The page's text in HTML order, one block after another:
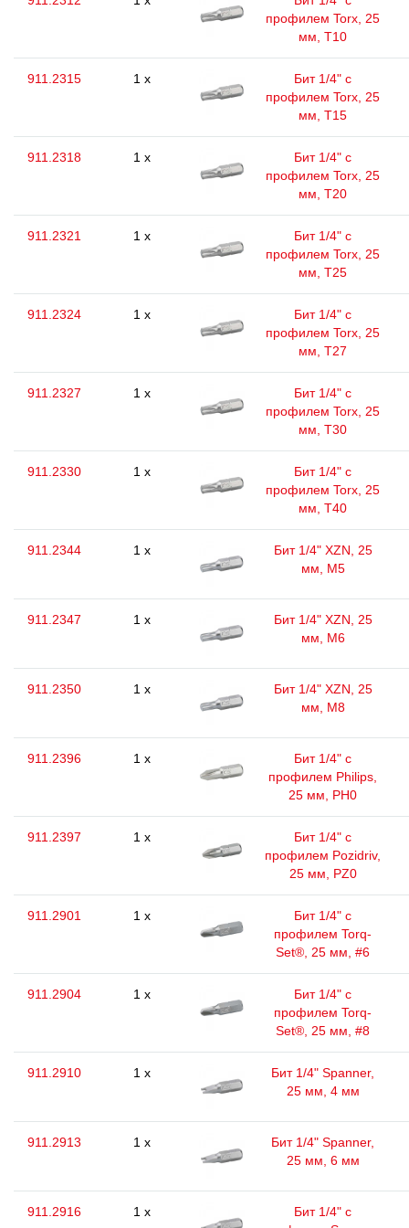
профилем Torx, 25
мм, Т10
911.2315 1 x
Бит 1/4" с
профилем Torx, 25
мм, Т15
911.2318 1 x
Бит 1/4" с
профилем Torx, 25
мм, Т20
911.2321 1 x
Бит 1/4" с
профилем Torx, 25
мм, Т25
911.2324 1 x
Бит 1/4" с
профилем Torx, 25
мм, Т27
911.2327 1 x
Бит 1/4" с
профилем Torx, 25
мм, Т30
911.2330 1 x
Бит 1/4" с
профилем Torx, 25
мм, Т40
911.2344 1 x
Бит 1/4" XZN, 25
мм, М5
911.2347 1 x
Бит 1/4" XZN, 25
мм, М6
911.2350 1 x
Бит 1/4" XZN, 25
мм, М8
911.2396 1 x
Бит 1/4" с
профилем Philips,
25 мм, РН0
911.2397 1 x
Бит 1/4" с
профилем Pozidriv,
25 мм, PZ0
911.2901 1 x
Бит 1/4" с
профилем Torq-
Set®, 25 мм, #6
911.2904 1 x
Бит 1/4" с
профилем Torq-
Set®, 25 мм, #8
911.2910 1 x
Бит 1/4" Spanner,
25 мм, 4 мм
911.2913 1 x
Бит 1/4" Spanner,
25 мм, 6 мм
911.2916 1 x
Бит 1/4" с